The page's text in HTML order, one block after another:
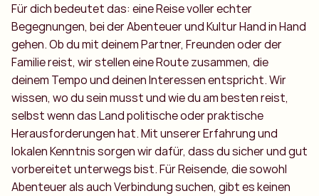
Für dich bedeutet das: eine Reise voller echter
Begegnungen, bei der Abenteuer und Kultur Hand in Hand
gehen. Ob du mit deinem Partner, Freunden oder der
Familie reist, wir stellen eine Route zusammen, die
deinem Tempo und deinen Interessen entspricht. Wir
wissen, wo du sein musst und wie du am besten reist,
selbst wenn das Land politische oder praktische
Herausforderungen hat. Mit unserer Erfahrung und
lokalen Kenntnis sorgen wir dafür, dass du sicher und gut
vorbereitet unterwegs bist. Für Reisende, die sowohl
Abenteuer als auch Verbindung suchen, gibt es keinen